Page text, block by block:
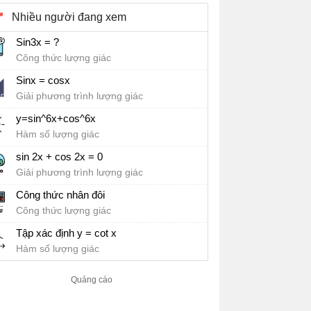
Nhiều người đang xem
Sin3x = ?
Công thức lượng giác
Sinx = cosx
Giải phương trình lượng giác
y=sin^6x+cos^6x
Hàm số lượng giác
sin 2x + cos 2x = 0
Giải phương trình lượng giác
Công thức nhân đôi
Công thức lượng giác
Tập xác định y = cot x
Hàm số lượng giác